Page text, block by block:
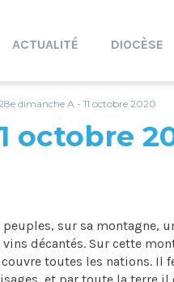
ACTUALITÉ DIOCÈSE
dimanche A - 11 octobre 2020
octobre
sur sa montagne,
décantés. Sur cette
toutes les nations. Il